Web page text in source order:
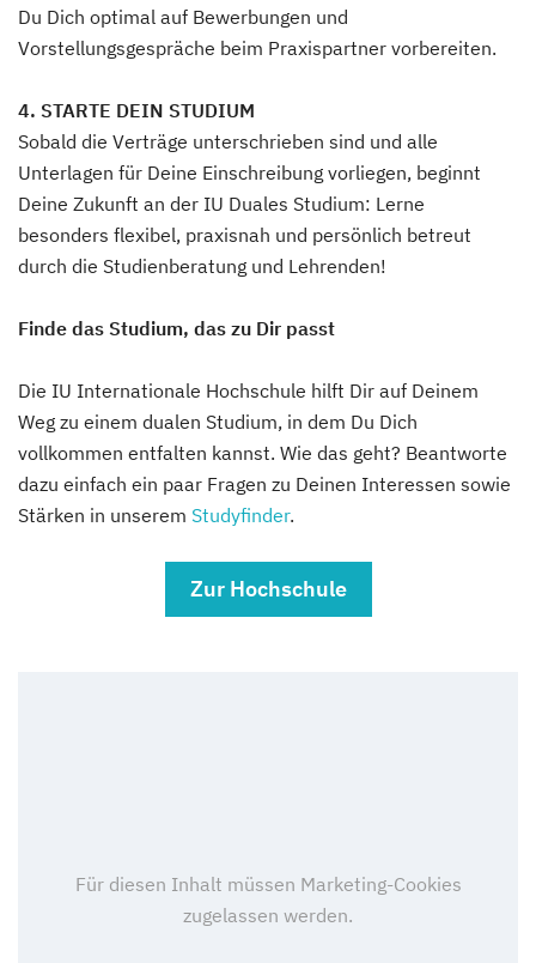
Du Dich optimal auf Bewerbungen und
Vorstellungsgespräche beim Praxispartner vorbereiten.
4. STARTE DEIN STUDIUM
Sobald die Verträge unterschrieben sind und alle
Unterlagen für Deine Einschreibung vorliegen, beginnt
Deine Zukunft an der IU Duales Studium: Lerne
besonders flexibel, praxisnah und persönlich betreut
durch die Studienberatung und Lehrenden!
Finde das Studium, das zu Dir passt
Die IU Internationale Hochschule hilft Dir auf Deinem
Weg zu einem dualen Studium, in dem Du Dich
vollkommen entfalten kannst. Wie das geht? Beantworte
dazu einfach ein paar Fragen zu Deinen Interessen sowie
Stärken in unserem Studyfinder.
Zur Hochschule